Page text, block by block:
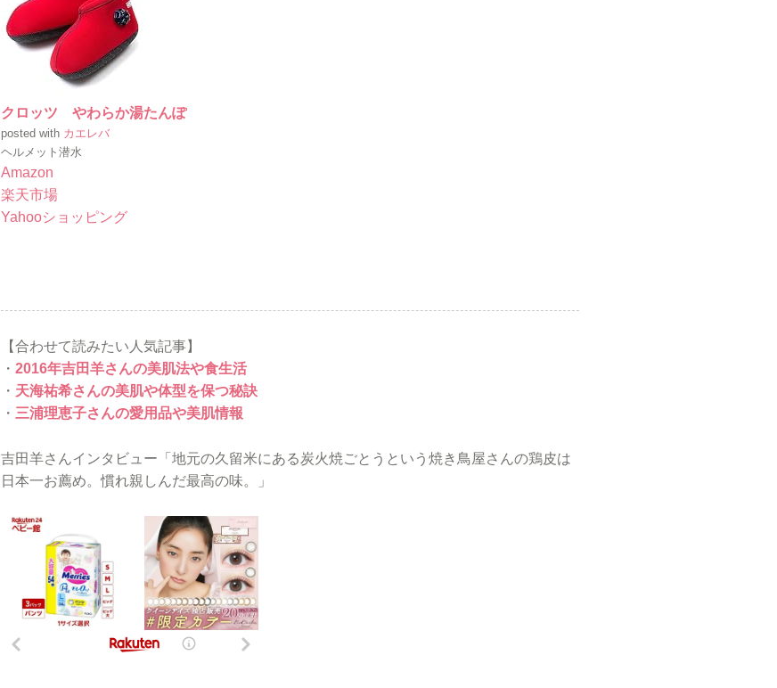
クロッツ やわらか湯たんぽ
posted with カエレバ
ヘルメット潜水
Amazon
楽天市場
Yahooショッピング
【合わせて読みたい人気記事】
・ 2016年吉田羊さんの美肌法や食生活
・ 天海祐希さんの美肌や体型を保つ秘訣
・ 三浦理恵子さんの愛用品や美肌情報
吉田羊さんインタビュー「地元の久留米にある炭火焼ごとうという焼き鳥屋さんの鶏皮は
日本一お薦め。慣れ親しんだ最高の味。」